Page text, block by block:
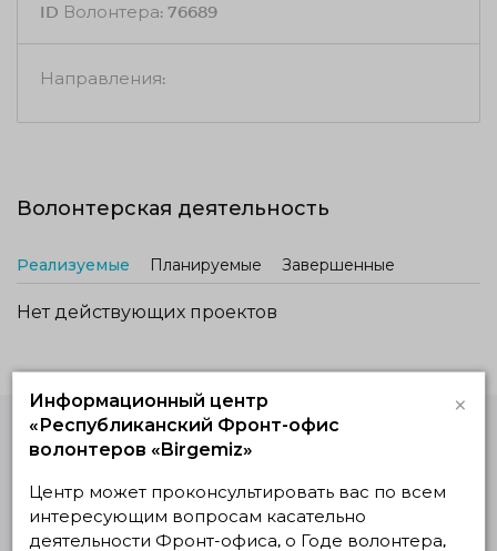
ID Волонтера: 76689
Направления:
Волонтерская деятельность
Реализуемые Планируемые Завершенные
Нет действующих проектов
Единая Платформа
© Единая Платформа Волонтёров 2018-2026
Навигация
Информационный центр
«Республиканский Фронт-офис
волонтеров «Birgemiz»
×
Центр может проконсультировать вас по всем
интересующим вопросам касательно
деятельности Фронт-офиса, о Годе волонтера,